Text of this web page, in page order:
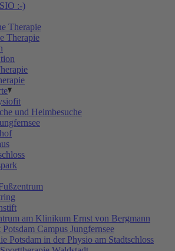
:-)
Therapie
Therapie
und Heimbesuche
am Klinikum Ernst von Bergmann
Potsdam Campus Jungfernsee
Potsdam in der Physio am Stadtschloss